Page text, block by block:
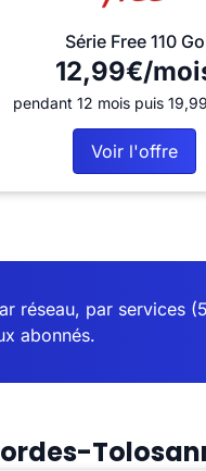
Série Free 110 Go
12,99€/
pendant 12 mois puis
Voir l'offre
réseau, par services
abonnés.